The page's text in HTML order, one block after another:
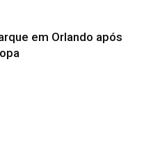
em Orlando após